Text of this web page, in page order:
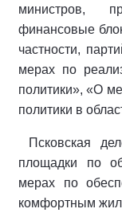
министров,
финансовые
частности,
мерах по
политики», «О
политики в
Псковская
площадки по
мерах по
комфортным